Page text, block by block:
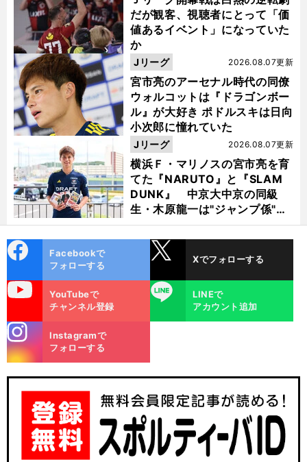
だが観客、視聴者にとって「価
値あるイベント」になっていた
か
宮市亮のアーセナル時代の同僚
ウォルコットは『ドラゴンボー
ル』が大好き ポドルスキは日向
小次郎に憧れていた
2026.08.07更新
Jリーグ
横浜Ｆ・マリノスの宮市亮を育
てた『NARUTO』と『SLAM
DUNK』 中京大中京の同級
生・木原龍一は"ジャンプ係"だ
った
2026.08.07更新
Jリーグ
ok
Facebookで
フォローする
Xでフォローする
YouTubeで
チャンネル登録
LINE
LINEで
アカウント追加
m
Instagramで
フォローする